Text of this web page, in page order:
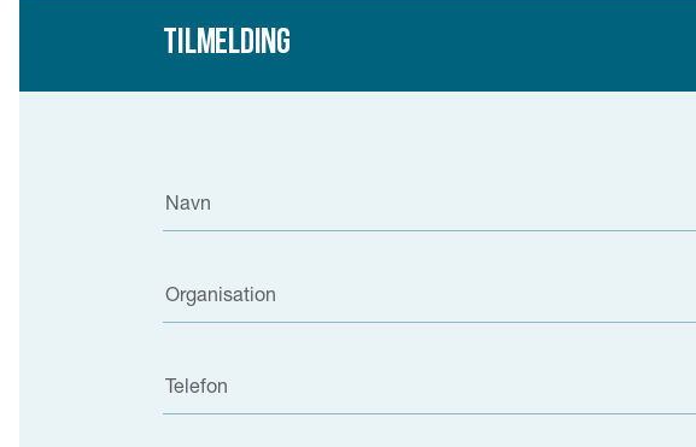
Tilmelding
Navn
Organisation
Telefon